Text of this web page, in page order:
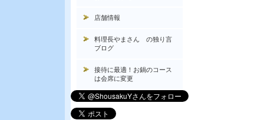
店舗情報
料理長やまさん の独り言
ブログ
接待に最適！お鍋のコース
は会席に変更